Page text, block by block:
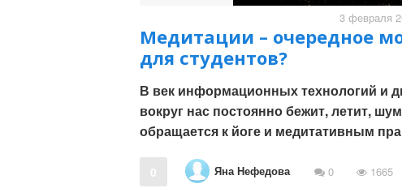
3 февраля
Медитации – очередное
для студентов?
В век информационных технологий и
вокруг нас постоянно бежит, летит,
обращается к йоге и медитативным
0 Яна Нефедова 0 1665